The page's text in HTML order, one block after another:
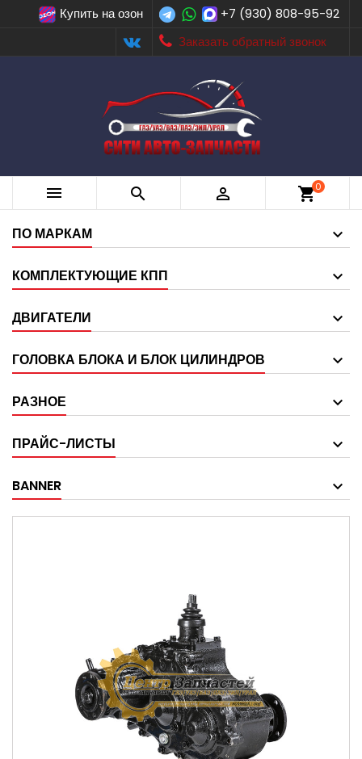
Купить на озон
+7 (930) 808-95-92
Заказать обратный звонок
   shopping_cart0
ПО МАРКАМ
КОМПЛЕКТУЮЩИЕ КПП
ДВИГАТЕЛИ
ГОЛОВКА БЛОКА И БЛОК ЦИЛИНДРОВ
РАЗНОЕ
ПРАЙС-ЛИСТЫ
BANNER